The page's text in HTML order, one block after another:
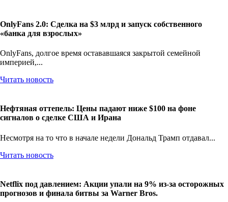
OnlyFans 2.0: Сделка на $3 млрд и запуск собственного
«банка для взрослых»
OnlyFans, долгое время остававшаяся закрытой семейной
империей,...
Читать новость
Нефтяная оттепель: Цены падают ниже $100 на фоне
сигналов о сделке США и Ирана
Несмотря на то что в начале недели Дональд Трамп отдавал...
Читать новость
Netflix под давлением: Акции упали на 9% из-за осторожных
прогнозов и финала битвы за Warner Bros.